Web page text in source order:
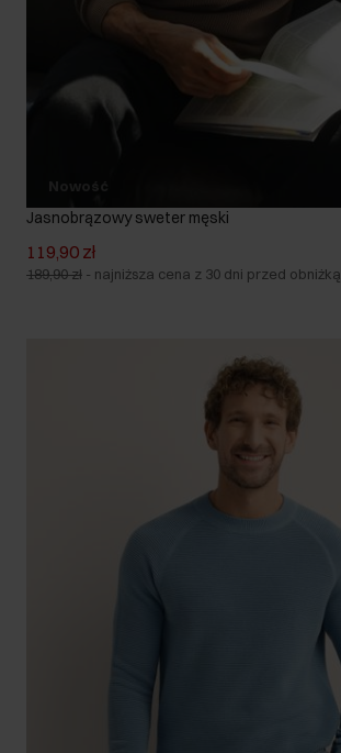
Nowość
Jasnobrązowy sweter męski
119,90 zł
189,90 zł - najniższa cena z 30 dni przed obniżką